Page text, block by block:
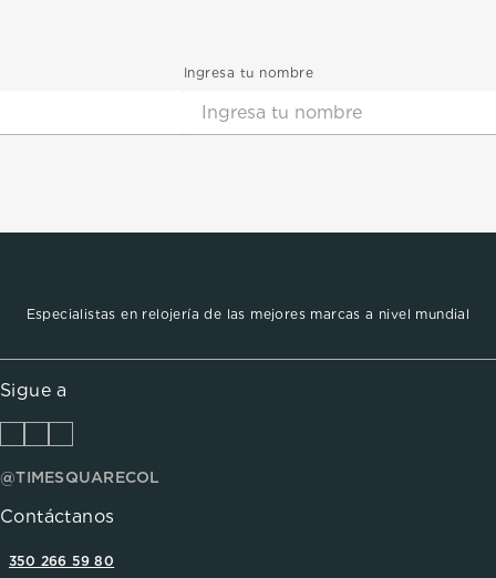
Ingresa tu nombre
Especialistas en relojería de las mejores marcas a nivel mundial
Sigue a
@TIMESQUARECOL
Contáctanos
350 266 59 80